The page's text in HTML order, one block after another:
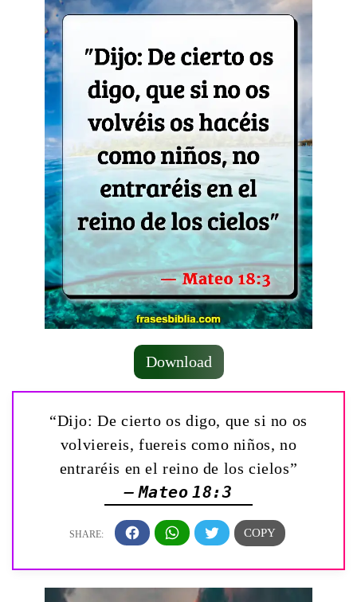
Download
“Dijo: De cierto os digo, que si no os
volviereis, fuereis como niños, no
entraréis en el reino de los cielos”
— Mateo 18:3